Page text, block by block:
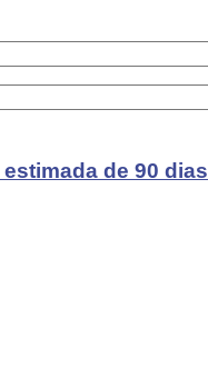
de 90 dias